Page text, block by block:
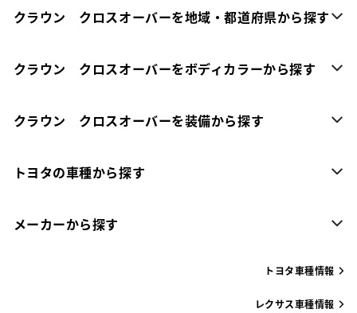
クラウン クロスオーバーを地域・都道府県から探す
クラウン クロスオーバーをボディカラーから探す
クラウン クロスオーバーを装備から探す
トヨタの車種から探す
メーカーから探す
トヨタ車種情報
レクサス車種情報